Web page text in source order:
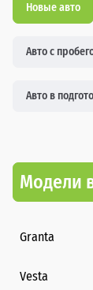
Новые авто
Авто с
Авто в
Модели
Granta
Vesta